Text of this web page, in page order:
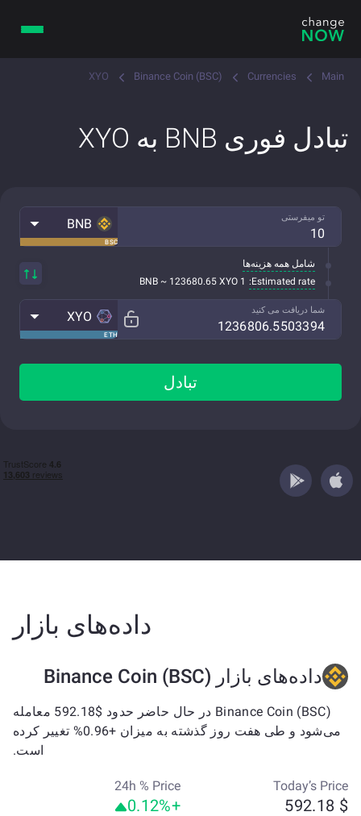
Main
Currencies
Binance Coin (BSC)
XYO
تبادل فوری BNB به XYO
تو میفرستی
BSC
BNB
شامل همه هزینه‌ها
Estimated rate:
1 BNB ~ 123680.65 XYO
شما دریافت می کنید
ETH
XYO
تبادل
داده‌های بازار
داده‌های بازار Binance Coin (BSC)
Binance Coin (BSC) در حال حاضر حدود $592.18 معامله
می‌شود و طی هفت روز گذشته به میزان +0.96% تغییر کرده
است.
Today’s Price
$ 592.18
24h % Price
+0.12%